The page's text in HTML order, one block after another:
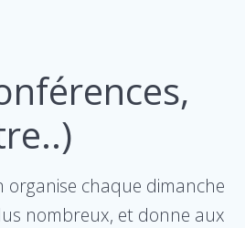
organise chaque dimanche
nombreux, et donne aux